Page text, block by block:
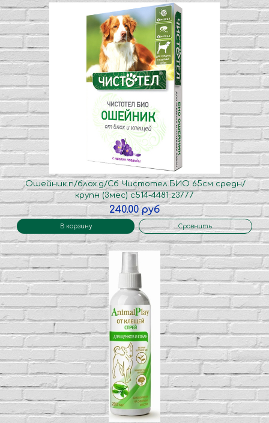
.Ошейник.п/блох.д/Сб Чистотел.БИО 65см средн/
крупн (3мес) с514-4481 z3777
240.00 руб
В корзину Сравнить